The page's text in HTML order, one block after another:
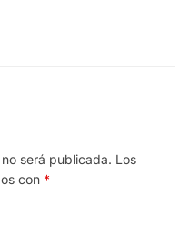
será publicada. Los
con *